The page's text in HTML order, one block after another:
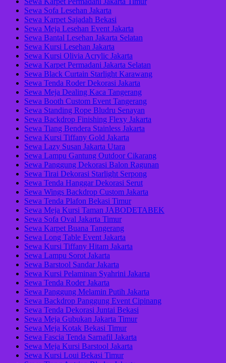
Sewa Sofa Lesehan Jakarta
Sewa Karpet Sajadah Bekasi
Sewa Meja Lesehan Event Jakarta
Sewa Bantal Lesehan Jakarta Selatan
Sewa Kursi Lesehan Jakarta
Sewa Kursi Olivia Acrylic Jakarta
Sewa Karpet Permadani Jakarta Selatan
Sewa Black Curtain Starlight Karawang
Sewa Tenda Roder Dekorasi Jakarta
Sewa Meja Dealing Kaca Tangerang
Sewa Booth Custom Event Tangerang
Sewa Standing Rope Bludru Senayan
Sewa Backdrop Finishing Flexy Jakarta
Sewa Tiang Bendera Stainless Jakarta
Sewa Kursi Tiffany Gold Jakarta
Sewa Lazy Susan Jakarta Utara
Sewa Lampu Gantung Outdoor Cikarang
Sewa Panggung Dekorasi Balon Ragunan
Sewa Tirai Dekorasi Starlight Serpong
Sewa Tenda Hanggar Dekorasi Serut
Sewa Wings Backdrop Custom Jakarta
Sewa Tenda Plafon Bekasi Timur
Sewa Meja Kursi Taman JABODETABEK
Sewa Sofa Oval Jakarta Timur
Sewa Karpet Buana Tangerang
Sewa Long Table Event Jakarta
Sewa Kursi Tiffany Hitam Jakarta
Sewa Lampu Sorot Jakarta
Sewa Barstool Sandar Jakarta
Sewa Kursi Pelaminan Syahrini Jakarta
Sewa Tenda Roder Jakarta
Sewa Panggung Melamin Putih Jakarta
Sewa Backdrop Panggung Event Cipinang
Sewa Tenda Dekorasi Juntai Bekasi
Sewa Meja Gubukan Jakarta Timur
Sewa Meja Kotak Bekasi Timur
Sewa Fascia Tenda Sarnafil Jakarta
Sewa Meja Kursi Barstool Jakarta
Sewa Kursi Loui Bekasi Timur